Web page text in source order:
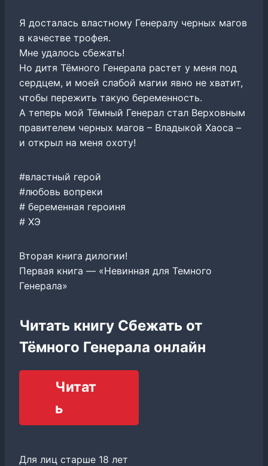
Я досталась властному Генералу черных магов
в качестве трофея.
Мне удалось сбежать!
Но дитя Тёмного Генерала растет у меня под
сердцем, и моей слабой магии явно не хватит,
чтобы пережить такую беременность.
А теперь мой Тёмный Генерал стал Верховным
правителем черных магов – Владыкой Хаоса –
и открыл на меня охоту!
#властный герой
#любовь вопреки
# беременная героиня
# ХЭ
Вторая книга дилогии!
Первая книга — «Невинная для Темного
Генерала»
Читать книгу Сбежать от
Тёмного Генерала онлайн
Читат
ь
Для лиц старше 18 лет